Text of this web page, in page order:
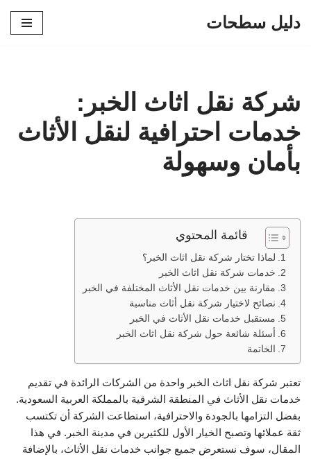
دليل سطحات
شركة نقل اثاث الخبر:
خدمات احترافية لنقل الأثاث
بأمان وسهولة
قائمة المحتوي
لماذا تختار شركة نقل اثاث الخبر؟
خدمات شركة نقل اثاث الخبر
مقارنة بين خدمات نقل الأثاث المختلفة في الخبر
نصائح لاختيار شركة نقل أثاث مناسبة
مستقبل خدمات نقل الأثاث في الخبر
أسئلة شائعة حول شركة نقل اثاث الخبر
الخاتمة
تعتبر شركة نقل اثاث الخبر واحدة من الشركات الرائدة في تقديم
خدمات نقل الأثاث في المنطقة الشرقية بالمملكة العربية السعودية.
بفضل التزامها بالجودة والاحترافية، استطاعت الشركة أن تكتسب
ثقة عملائها وتصبح الخيار الأول للكثيرين في مدينة الخبر. في هذا
المقال، سوف نستعرض جميع جوانب خدمات نقل الأثاث، بالإضافة